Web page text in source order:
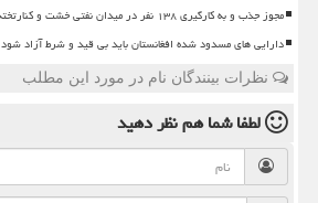
مجوز جذب و به کارگیری ۱۳۸ نفر در میدان نفتی خشت و کنارتخته صادر شد
دارایی های مسدود شده افغانستان باید بی قید و شرط آزاد شود
نظرات بینندگان نام در مورد این مطلب
لطفا شما همنظر دهید